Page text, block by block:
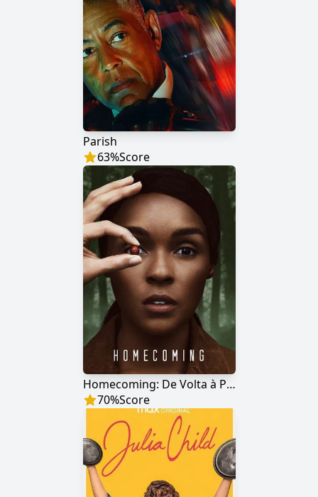
Parish
63%Score
Homecoming: De Volta à Pátria
70%Score